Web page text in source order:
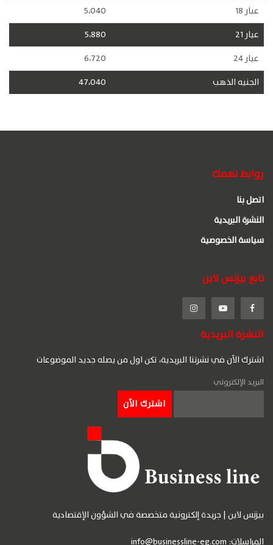
عيار 18
5،040
عيار 21
5،880
عيار 24
6،720
الجنيه الذهب
47،040
روابط تهمك
اتصل بنا
النشرة البريدية
سياسة الخصوصية
تابع بيزنس لاين
النشرة البريدية
اشترك الآن في نشرتنا البريدية، تكن اول من يصله جديد الموضوعات
البريد الإلكتروني
بيزنس لاين | جريدة إلكترونية متخصصة في الشؤون الإقتصادية
المراسلات: info@businessline-eg.com